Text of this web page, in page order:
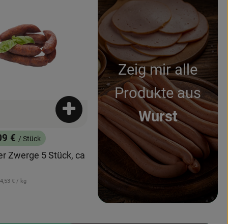
hinzufügen
€ / Stück
Zwerge 5 Stück, ca
€ / kg
Produkt zum Warenkorb hinzufügen
Zeig mir alle
Produkte aus
Wurst